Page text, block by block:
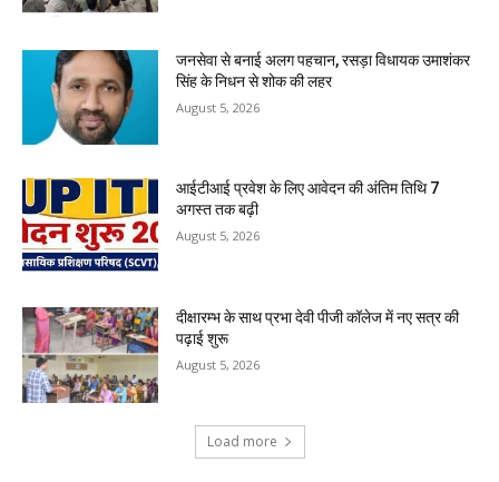
जनसेवा से बनाई अलग पहचान, रसड़ा विधायक उमाशंकर
सिंह के निधन से शोक की लहर
August 5, 2026
आईटीआई प्रवेश के लिए आवेदन की अंतिम तिथि 7
अगस्त तक बढ़ी
August 5, 2026
दीक्षारम्भ के साथ प्रभा देवी पीजी कॉलेज में नए सत्र की
पढ़ाई शुरू
August 5, 2026
Load more